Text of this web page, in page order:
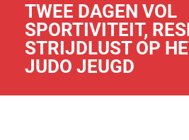
TWEE DAGEN VOL
SPORTIVITEIT,
STRIJDLUST OP
JUDO JEUGD